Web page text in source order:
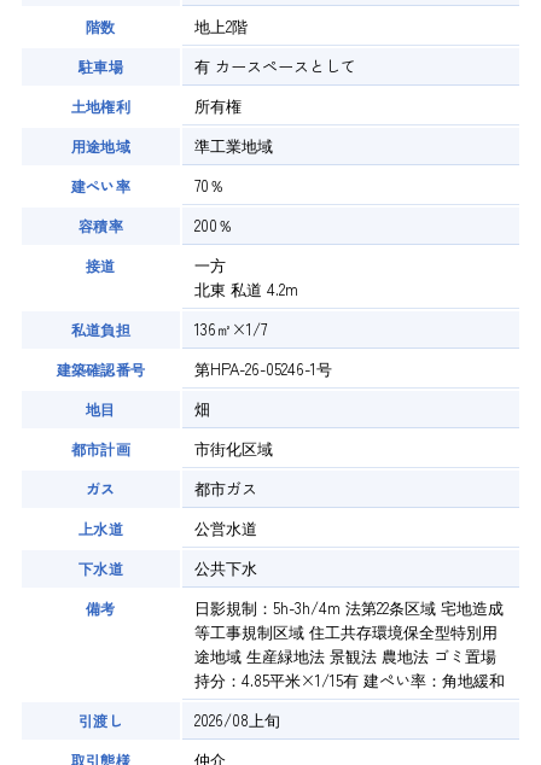
階数 地上2階
駐車場 有 カースペースとして
土地権利 所有権
用途地域 準工業地域
建ぺい率 70％
容積率 200％
接道
一方
北東 私道 4.2m
私道負担 136㎡×1/7
建築確認番号 第HPA-26-05246-1号
地目 畑
都市計画 市街化区域
ガス 都市ガス
上水道 公営水道
下水道 公共下水
備考
日影規制：5h-3h/4m 法第22条区域 宅地造成
等工事規制区域 住工共存環境保全型特別用
途地域 生産緑地法 景観法 農地法 ゴミ置場
持分：4.85平米×1/15有 建ぺい率：角地緩和
引渡し 2026/08上旬
取引態様 仲介